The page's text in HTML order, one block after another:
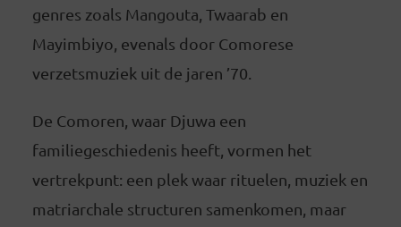
genres zoals Mangouta, Twaarab en
Mayimbiyo, evenals door Comorese
verzetsmuziek uit de jaren ’70.
De Comoren, waar Djuwa een
familiegeschiedenis heeft, vormen het
vertrekpunt: een plek waar rituelen, muziek en
matriarchale structuren samenkomen, maar